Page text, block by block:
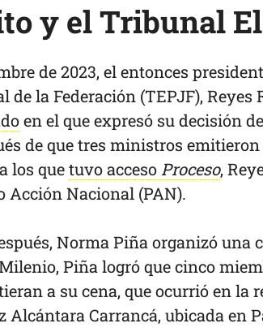
y el Tribunal
de 2023, el entonces
de la Federación (TEPJF), Reyes
en el que expresó su decisión
de que tres ministros
los quetuvo acceso Proceso,
Acción Nacional (PAN).
Norma Piña organizó una
Piña logró que cinco
a su cena, que ocurrió en la
Alcántara Carrancá, ubicada en